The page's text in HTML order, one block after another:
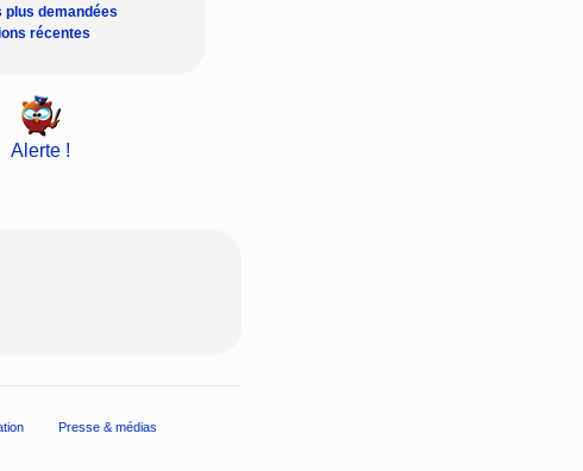
plus demandées
récentes
Alerte !
Presse & médias